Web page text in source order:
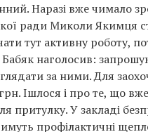
Наразі вже чимало
ради Миколи Якимця
тут активну роботу,
наголосив:
за ними. Для
Ішлося і про те, що
притулку. У закладі
профілактичні